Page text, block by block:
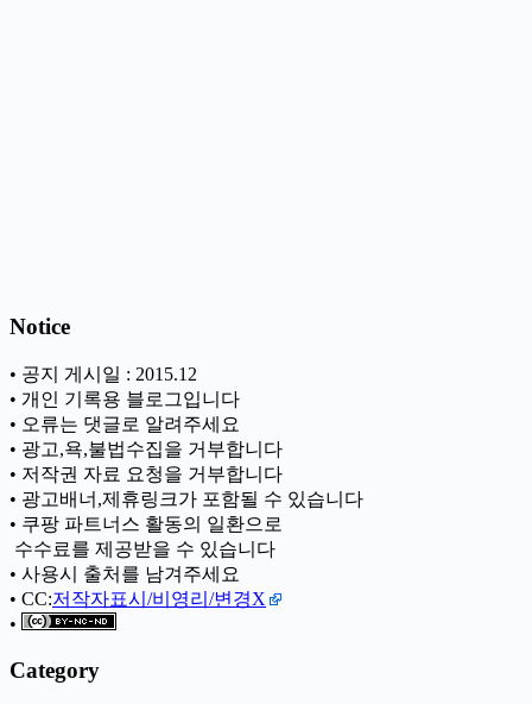
Notice
• 공지 게시일 : 2015.12
• 개인 기록용 블로그입니다
• 오류는 댓글로 알려주세요
• 광고,욕,불법수집을 거부합니다
• 저작권 자료 요청을 거부합니다
• 광고배너,제휴링크가 포함될 수 있습니다
• 쿠팡 파트너스 활동의 일환으로
ㅤ 수수료를 제공받을 수 있습니다
• 사용시 출처를 남겨주세요
• CC:저작자표시/비영리/변경X
•
Category